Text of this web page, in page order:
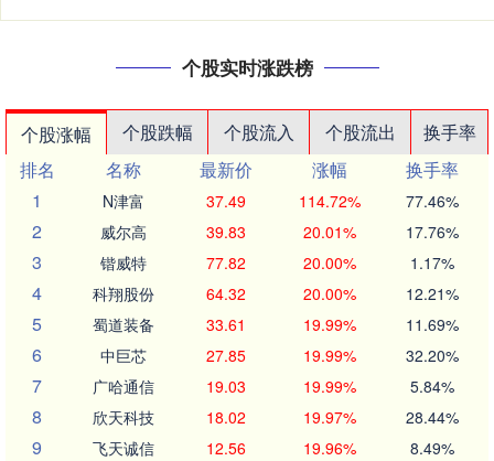
个股实时涨跌榜
个股涨幅 个股跌幅 个股流入 个股流出
换手率
排名
名称 最新价 涨幅
换手率
1
N津富 37.49 114.72% 77.46%
2 威尔高 39.83 20.01% 17.76%
3 锴威特 77.82 20.00% 1.17%
4 科翔股份 64.32 20.00% 12.21%
5 蜀道装备 33.61 19.99% 11.69%
6 中巨芯 27.85 19.99% 32.20%
7 广哈通信 19.03 19.99% 5.84%
8 欣天科技 18.02 19.97% 28.44%
9 飞天诚信 12.56 19.96% 8.49%